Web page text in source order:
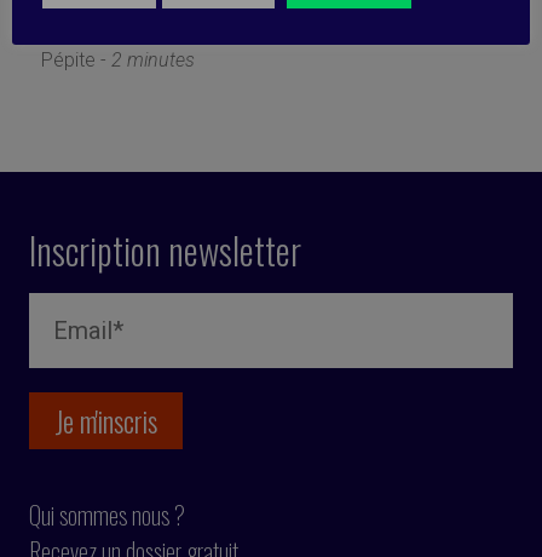
Pépite - 2 minutes
Inscription newsletter
Qui sommes nous ?